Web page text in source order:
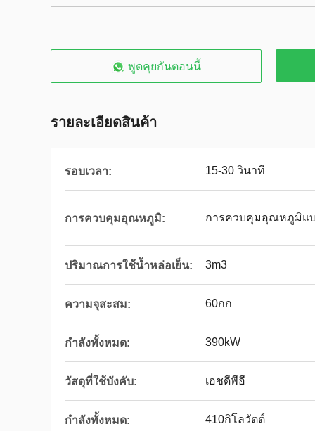
พูดคุยกันตอนนี้
รายละเอียดสินค้า
รอบเวลา: 15-30 วินาที
การควบคุมอุณหภูมิ: การควบคุมอุณหภูมิแ
ปริมาณการใช้น้ำหล่อเย็น: 3m3
ความจุสะสม: 60กก
กำลังทั้งหมด: 390kW
วัสดุที่ใช้บังคับ: เอชดีพีอี
กำลังทั้งหมด: 410กิโลวัตต์